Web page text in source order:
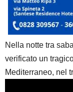
Nella notte tra
verificato un
Mediterraneo, nel